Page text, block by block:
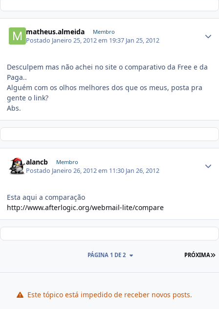
matheus.almeida Membro
Postado Janeiro 25, 2012 em 19:37 Jan 25, 2012
Desculpem mas não achei no site o comparativo da Free e da
Paga..
Alguém com os olhos melhores dos que os meus, posta pra
gente o link?
Abs.
alancb Membro
Postado Janeiro 26, 2012 em 11:30 Jan 26, 2012
Esta aqui a comparação
http://www.afterlogic.org/webmail-lite/compare
PRÓXIMA
PÁGINA 1 DE 2
Este tópico está impedido de receber novos posts.